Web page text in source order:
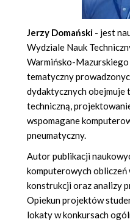
Jerzy Domański - jest
Wydziale Nauk
Warmińsko-
tematyczny
dydaktycznych obejmuje
techniczną,
wspomagane
pneumatyczny.
Autor publikacji
komputerowych obliczeń
konstrukcji oraz analizy
Opiekun projektów
lokaty w konkursach